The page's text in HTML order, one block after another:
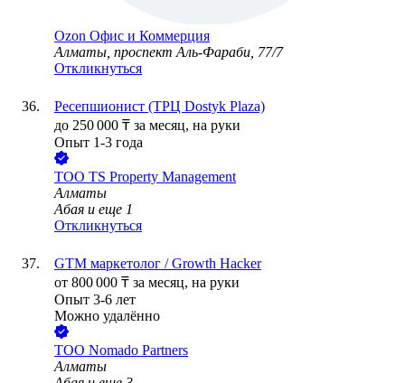
Ozon Офис и Коммерция
Алматы, проспект Аль-Фараби, 77/7
Откликнуться
Ресепшионист (ТРЦ Dostyk Plaza)
до 250 000 ₸ за месяц, на руки
Опыт 1-3 года
ТОО TS Property Management
Алматы
Абая и еще 1
Откликнуться
GTM маркетолог / Growth Hacker
от 800 000 ₸ за месяц, на руки
Опыт 3-6 лет
Можно удалённо
ТОО Nomado Partners
Алматы